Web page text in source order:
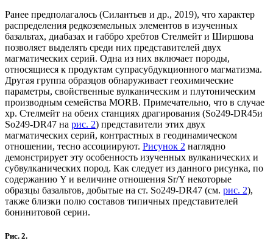
Ранее предполагалось (Силантьев и др., 2019), что характер
распределения редкоземельных элементов в изученных
базальтах, диабазах и габбро хребтов Стелмейт и Ширшова
позволяет выделять среди них представителей двух
магматических серий. Одна из них включает породы,
относящиеся к продуктам супрасубдукционного магматизма.
Другая группа образцов обнаруживает геохимические
параметры, свойственные вулканическим и плутоническим
производным семейства MORB. Примечательно, что в случае
хр. Стелмейт на обеих станциях драгирования (So249-DR45и
So249-DR47 на рис. 2) представители этих двух
магматических серий, контрастных в геодинамическом
отношении, тесно ассоциируют. Рисунок 2 наглядно
демонстрирует эту особенность изученных вулканических и
субвулканических пород. Как следует из данного рисунка, по
содержанию Y и величине отношения Sr/Y некоторые
образцы базальтов, добытые на ст. So249-DR47 (см. рис. 2),
также близки полю составов типичных представителей
бонинитовой серии.
Рис. 2.